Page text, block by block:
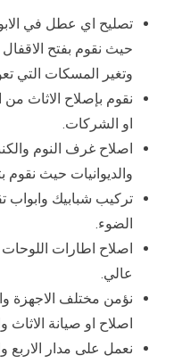
تصليح اي عطل في
حيث نقوم بفتح
وتغير المسكات التي
نقوم بإصلاح الاثاث
او الشركات.
اصلاح غرف النوم
والديوانيات حيث نقوم
تركيب شبابيك وابواب
الضوء.
اصلاح اطارات
عالي.
نؤمن مختلف الاجهزة
اصلاح او صيانة الاثاث
نعمل على مدار